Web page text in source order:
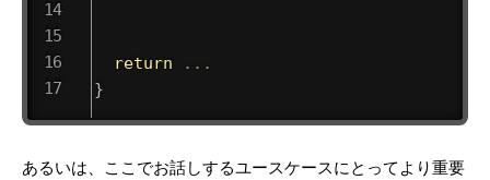
return
...
}
あるいは、ここでお話しするユースケースにとってより重要